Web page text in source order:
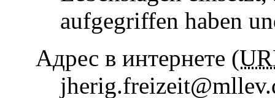
aufgegriffen haben
Адрес в интернете (